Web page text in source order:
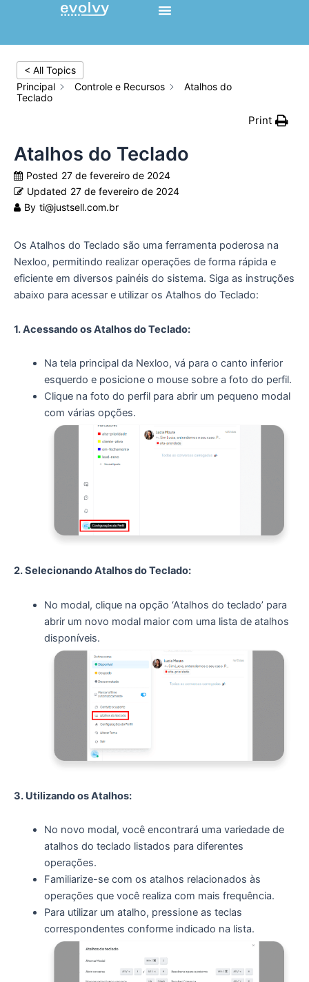
< All Topics
Principal
Controle e Recursos
Atalhos do
Teclado
Print
Atalhos do Teclado
Posted 27 de fevereiro de 2024
Updated 27 de fevereiro de 2024
By ti@justsell.com.br
Os Atalhos do Teclado são uma ferramenta poderosa na
Nexloo, permitindo realizar operações de forma rápida e
eficiente em diversos painéis do sistema. Siga as instruções
abaixo para acessar e utilizar os Atalhos do Teclado:
1. Acessando os Atalhos do Teclado:
Na tela principal da Nexloo, vá para o canto inferior
esquerdo e posicione o mouse sobre a foto do perfil.
Clique na foto do perfil para abrir um pequeno modal
com várias opções.
2. Selecionando Atalhos do Teclado:
No modal, clique na opção ‘Atalhos do teclado’ para
abrir um novo modal maior com uma lista de atalhos
disponíveis.
3. Utilizando os Atalhos:
No novo modal, você encontrará uma variedade de
atalhos do teclado listados para diferentes
operações.
Familiarize-se com os atalhos relacionados às
operações que você realiza com mais frequência.
Para utilizar um atalho, pressione as teclas
correspondentes conforme indicado na lista.